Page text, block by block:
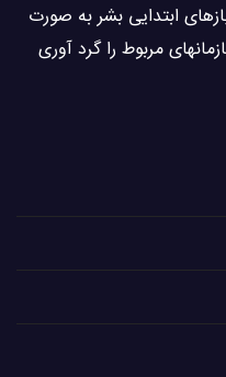
ابتدایی بشر به صورت
مربوط را گرد آوری